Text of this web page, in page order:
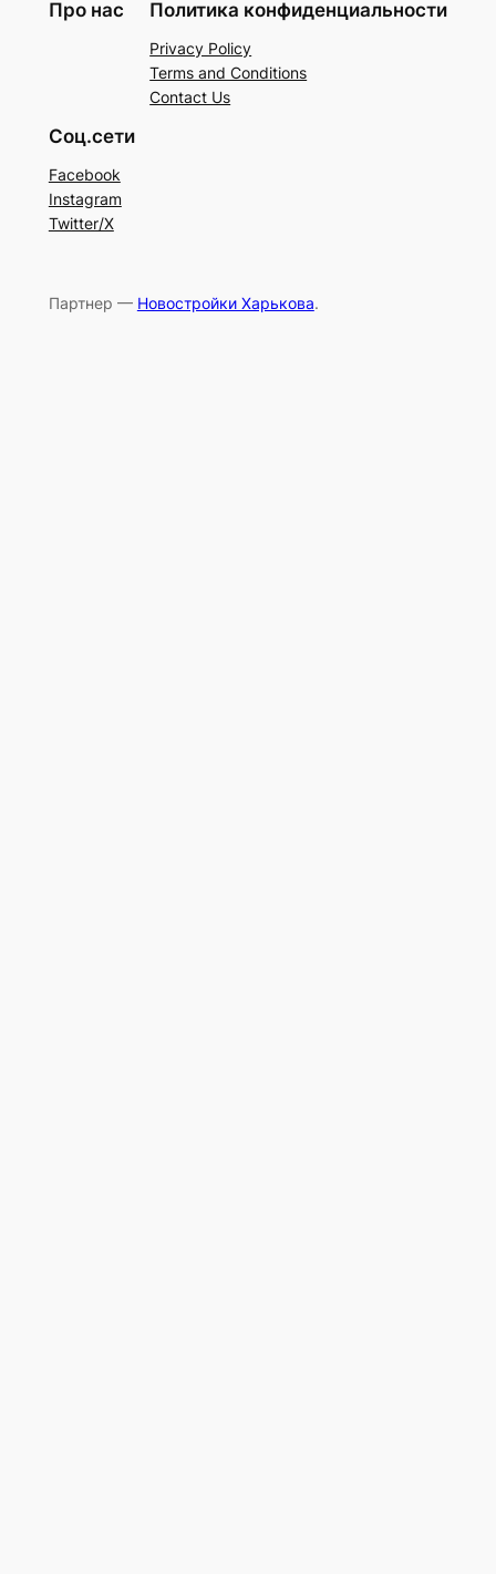
Про нас Политика конфиденциальности
Privacy Policy
Terms and Conditions
Contact Us
Соц.сети
Facebook
Instagram
Twitter/X
Партнер — Новостройки Харькова.